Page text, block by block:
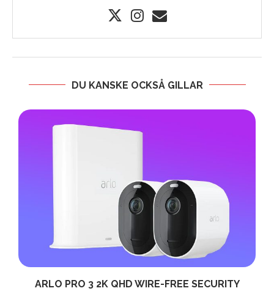
DU KANSKE OCKSÅ GILLAR
ARLO PRO 3 2K QHD WIRE-FREE SECURITY